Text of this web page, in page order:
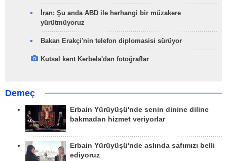
İran: Şu anda ABD ile herhangi bir müzakere
yürütmüyoruz
Bakan Erakçi'nin telefon diplomasisi sürüyor
Kutsal kent Kerbela'dan fotoğraflar
Demeç
Erbain Yürüyüşü'nde senin dinine diline
bakmadan hizmet veriyorlar
Erbain Yürüyüşü'nde aslında safımızı belli
ediyoruz